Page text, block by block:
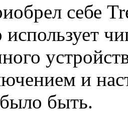
себе
использует
и
быть.